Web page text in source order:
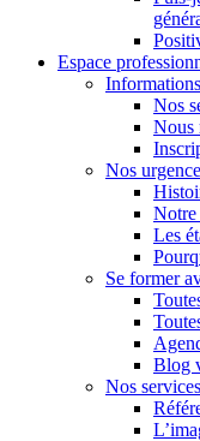
Espace
Nos
Nous
Nos
Notre
Les
Se former
Blog
Nos